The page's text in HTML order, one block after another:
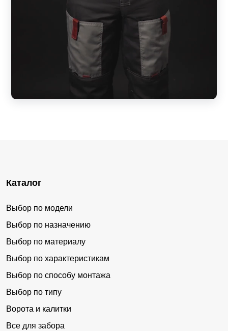
Каталог
Выбор по модели
Выбор по назначению
Выбор по материалу
Выбор по характеристикам
Выбор по способу монтажа
Выбор по типу
Ворота и калитки
Все для забора